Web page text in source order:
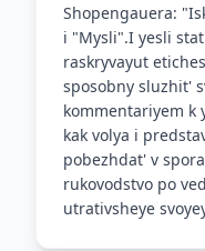
Shopengauera:
i "Mysli".I yesli
raskryvayut
sposobny sluzhit'
kommentariyem k
kak volya i
pobezhdat' v
rukovodstvo po
utrativsheye